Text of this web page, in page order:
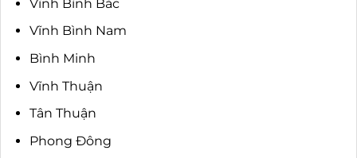
Vĩnh Bình Bắc
Vĩnh Bình Nam
Bình Minh
Vĩnh Thuận
Tân Thuận
Phong Đông